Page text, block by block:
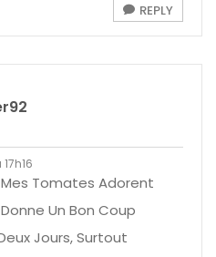
REPLY
Tomates Adorent
Un Bon Coup
Jours, Surtout